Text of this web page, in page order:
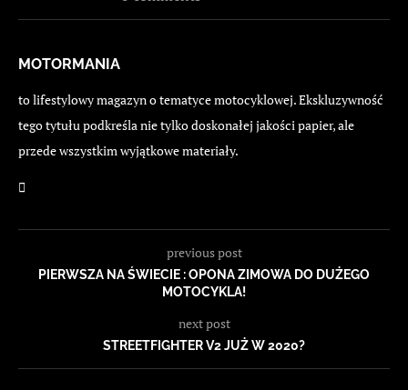
MOTORMANIA
to lifestylowy magazyn o tematyce motocyklowej. Ekskluzywność
tego tytułu podkreśla nie tylko doskonałej jakości papier, ale
przede wszystkim wyjątkowe materiały.
previous post
PIERWSZA NA ŚWIECIE : OPONA ZIMOWA DO DUŻEGO
MOTOCYKLA!
next post
STREETFIGHTER V2 JUŻ W 2020?